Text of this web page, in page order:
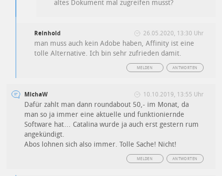
altes Dokument mal zugreifen musst?
Reinhold 26.05.2020, 13:30 Uhr
man muss auch kein Adobe haben, Affinity ist eine
tolle Alternative. Ich bin sehr zufrieden damit.
ANTWORTEN
MELDEN
MichaW 10.10.2019, 13:55 Uhr
Dafür zahlt man dann roundabout 50,- im Monat, da
man so ja immer eine aktuelle und funktioniernde
Software hat… Catalina wurde ja auch erst gestern rum
angekündigt.
Abos lohnen sich also immer. Tolle Sache! Nicht!
ANTWORTEN
MELDEN